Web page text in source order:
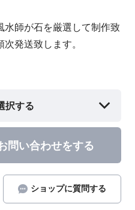
師が石を厳選して制作致
発送致します。
択する
問い合わせをする
ショップに質問する